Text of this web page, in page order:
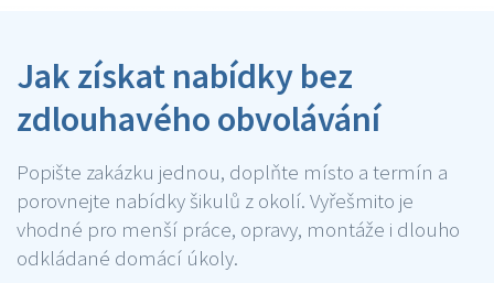
Jak získat nabídky bez
zdlouhavého obvolávání
Popište zakázku jednou, doplňte místo a termín a
porovnejte nabídky šikulů z okolí. Vyřešmito je
vhodné pro menší práce, opravy, montáže i dlouho
odkládané domácí úkoly.